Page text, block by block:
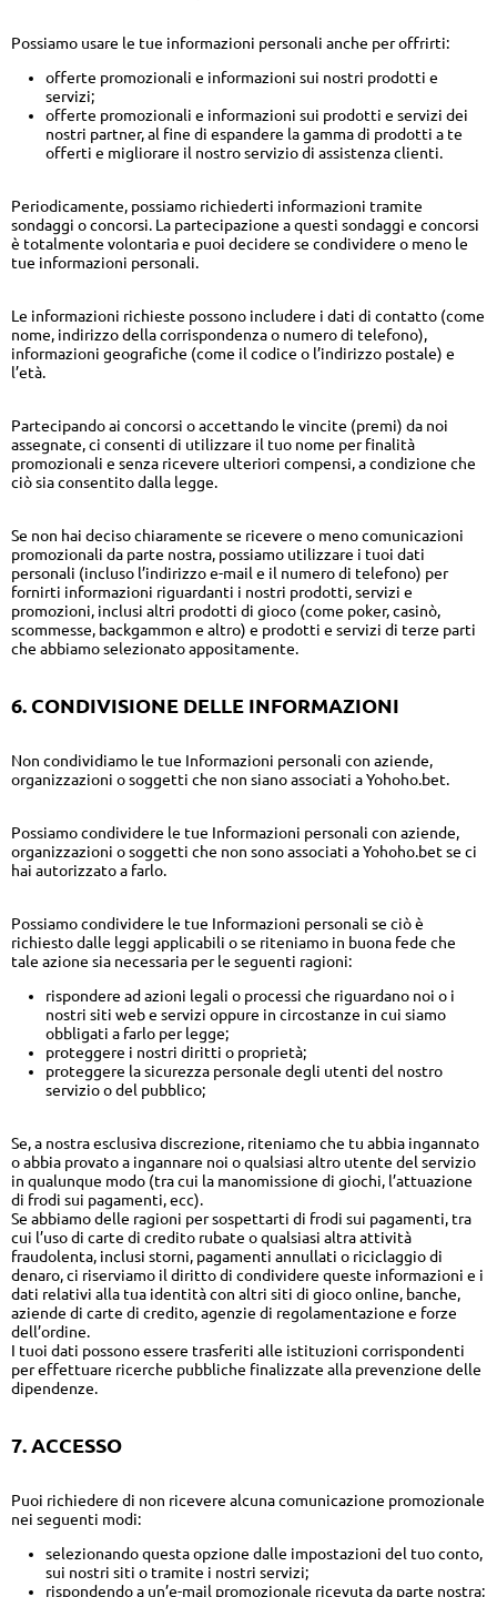
Possiamo usare le tue informazioni personali anche per offrirti:
offerte promozionali e informazioni sui nostri prodotti e
servizi;
offerte promozionali e informazioni sui prodotti e servizi dei
nostri partner, al fine di espandere la gamma di prodotti a te
offerti e migliorare il nostro servizio di assistenza clienti.
Periodicamente, possiamo richiederti informazioni tramite
sondaggi o concorsi. La partecipazione a questi sondaggi e concorsi
è totalmente volontaria e puoi decidere se condividere o meno le
tue informazioni personali.
Le informazioni richieste possono includere i dati di contatto (come
nome, indirizzo della corrispondenza o numero di telefono),
informazioni geografiche (come il codice o l’indirizzo postale) e
l’età.
Partecipando ai concorsi o accettando le vincite (premi) da noi
assegnate, ci consenti di utilizzare il tuo nome per finalità
promozionali e senza ricevere ulteriori compensi, a condizione che
ciò sia consentito dalla legge.
Se non hai deciso chiaramente se ricevere o meno comunicazioni
promozionali da parte nostra, possiamo utilizzare i tuoi dati
personali (incluso l’indirizzo e-mail e il numero di telefono) per
fornirti informazioni riguardanti i nostri prodotti, servizi e
promozioni, inclusi altri prodotti di gioco (come poker, casinò,
scommesse, backgammon e altro) e prodotti e servizi di terze parti
che abbiamo selezionato appositamente.
6. CONDIVISIONE DELLE INFORMAZIONI
Non condividiamo le tue Informazioni personali con aziende,
organizzazioni o soggetti che non siano associati a Yohoho.bet.
Possiamo condividere le tue Informazioni personali con aziende,
organizzazioni o soggetti che non sono associati a Yohoho.bet se ci
hai autorizzato a farlo.
Possiamo condividere le tue Informazioni personali se ciò è
richiesto dalle leggi applicabili o se riteniamo in buona fede che
tale azione sia necessaria per le seguenti ragioni:
rispondere ad azioni legali o processi che riguardano noi o i
nostri siti web e servizi oppure in circostanze in cui siamo
obbligati a farlo per legge;
proteggere i nostri diritti o proprietà;
proteggere la sicurezza personale degli utenti del nostro
servizio o del pubblico;
Se, a nostra esclusiva discrezione, riteniamo che tu abbia ingannato
o abbia provato a ingannare noi o qualsiasi altro utente del servizio
in qualunque modo (tra cui la manomissione di giochi, l’attuazione
di frodi sui pagamenti, ecc).
Se abbiamo delle ragioni per sospettarti di frodi sui pagamenti, tra
cui l’uso di carte di credito rubate o qualsiasi altra attività
fraudolenta, inclusi storni, pagamenti annullati o riciclaggio di
denaro, ci riserviamo il diritto di condividere queste informazioni e i
dati relativi alla tua identità con altri siti di gioco online, banche,
aziende di carte di credito, agenzie di regolamentazione e forze
dell’ordine.
I tuoi dati possono essere trasferiti alle istituzioni corrispondenti
per effettuare ricerche pubbliche finalizzate alla prevenzione delle
dipendenze.
7. ACCESSO
Puoi richiedere di non ricevere alcuna comunicazione promozionale
nei seguenti modi:
selezionando questa opzione dalle impostazioni del tuo conto,
sui nostri siti o tramite i nostri servizi;
rispondendo a un’e-mail promozionale ricevuta da parte nostra;